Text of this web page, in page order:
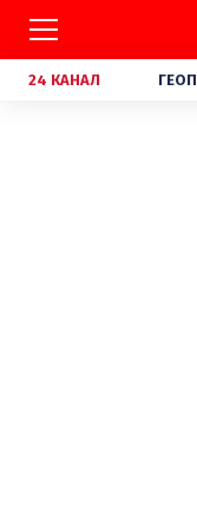
24 КАНАЛ